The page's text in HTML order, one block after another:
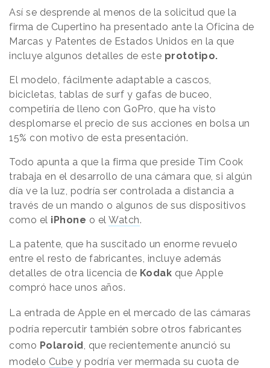
Así se desprende al menos de la solicitud que la
firma de Cupertino ha presentado ante la Oficina de
Marcas y Patentes de Estados Unidos en la que
incluye algunos detalles de este prototipo.
El modelo, fácilmente adaptable a cascos,
bicicletas, tablas de surf y gafas de buceo,
competiría de lleno con GoPro, que ha visto
desplomarse el precio de sus acciones en bolsa un
15% con motivo de esta presentación.
Todo apunta a que la firma que preside Tim Cook
trabaja en el desarrollo de una cámara que, si algún
día ve la luz, podría ser controlada a distancia a
través de un mando o algunos de sus dispositivos
como el iPhone o el Watch.
La patente, que ha suscitado un enorme revuelo
entre el resto de fabricantes, incluye además
detalles de otra licencia de Kodak que Apple
compró hace unos años.
La entrada de Apple en el mercado de las cámaras
podría repercutir también sobre otros fabricantes
como Polaroid , que recientemente anunció su
modelo Cube y podría ver mermada su cuota de